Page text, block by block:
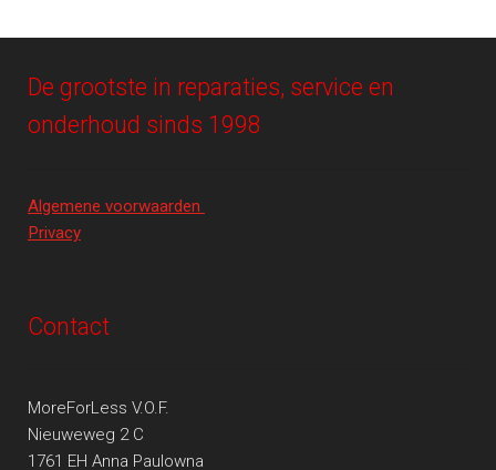
De grootste in reparaties, service en
onderhoud sinds 1998
Algemene voorwaarden
Privacy
Contact
MoreForLess V.O.F.
Nieuweweg 2 C
1761 EH Anna Paulowna